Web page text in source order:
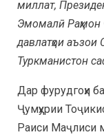
миллат,
Эмомалӣ Раҳмон
давлатҳои
Туркманистон
Дар фурудгоҳи
Ҷумҳурии
Раиси Маҷлиси